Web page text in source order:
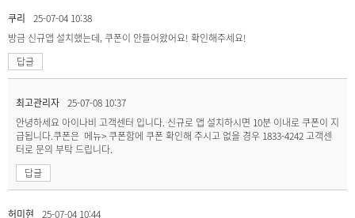
쿠리
25-07-04 10:38
방금 신규앱 설치했는데, 쿠폰이 안들어왔어요! 확인해주세요!
답글
최고관리자 25-07-08 10:37
안녕하세요 아이나비 고객센터 입니다. 신규로 앱 설치하시면 10분 이내로 쿠폰이 지
급됩니다.쿠폰은 메뉴> 쿠폰함에 쿠폰 확인해 주시고 없을 경우 1833-4242 고객센
터로 문의 부탁 드립니다.
답글
허미현 25-07-04 10:44